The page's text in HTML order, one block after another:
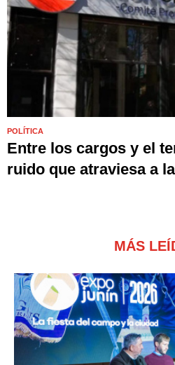
POLÍTICA
Entre los cargos y el
ruido que atraviesa a
MÁS